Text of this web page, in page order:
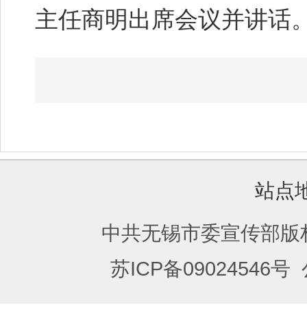
主任商明出席会议并讲话
站点
中共无锡市委宣传部
苏ICP备09024546号